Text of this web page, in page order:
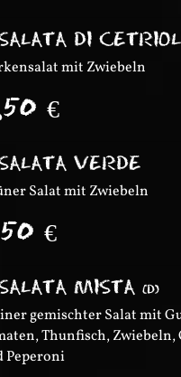
DI
mit Zwiebeln
€
VERDE
Salat mit Zwiebeln
€
MISTA(D)
gemischter Salat mit
Thunfisch, Zwiebeln,
Peperoni